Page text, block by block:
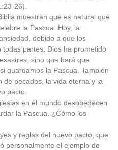
26).
muestran que es natural que
la Pascua. Hoy, la
debido a que los
partes. Dios ha prometido
sino que hará que
guardamos la Pascua. También
de pecados, la vida eterna y la
pacto.
en el mundo desobedecen
la Pascua. ¿Cómo los
y reglas del nuevo pacto, que
personalmente el ejemplo de